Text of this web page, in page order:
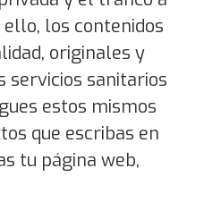
los contenidos
originales y
servicios sanitarios
estos mismos
que escribas en
tu página web,